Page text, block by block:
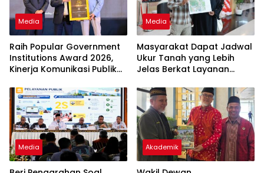
Media
Raih Popular Government
Institutions Award 2026,
Kinerja Komunikasi Publik
Kembali Diakui
Media
Masyarakat Dapat Jadwal
Ukur Tanah yang Lebih
Jelas Berkat Layanan
Media Akademik